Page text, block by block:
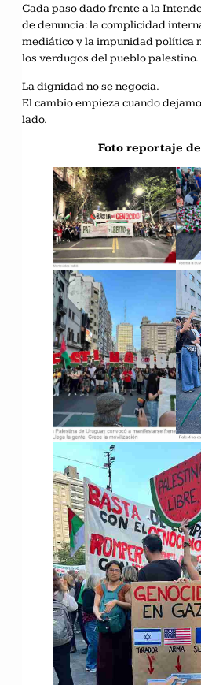
Cada paso dado frente a la
de denuncia: la complicidad
mediático y la impunidad política
los verdugos del pueblo palestino.
La dignidad no se negocia.
El cambio empieza cuando
lado.
Foto reportaje